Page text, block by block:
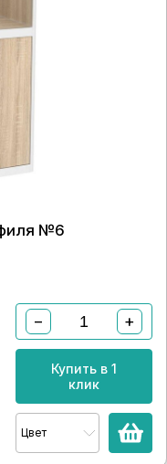
№6
− +
Купить в 1
клик
Цвет